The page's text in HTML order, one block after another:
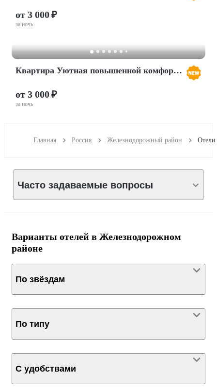
от 3 000 ₽
за ночь
Квартира Уютная повышенной комфортности в экологичном районе города
от 3 000 ₽
за ночь
Главная Россия Железнодорожный район
Часто задаваемые вопросы
Варианты отелей в Железнодорожном
районе
По звёздам
По типу
С удобствами